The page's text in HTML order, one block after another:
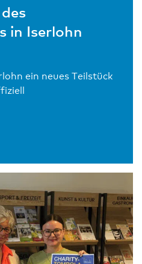
in Iserlohn
ein neues Teilstück